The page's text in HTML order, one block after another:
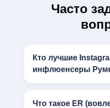
Часто
Кто лучшие
инфлюенсеры
Что такое ER